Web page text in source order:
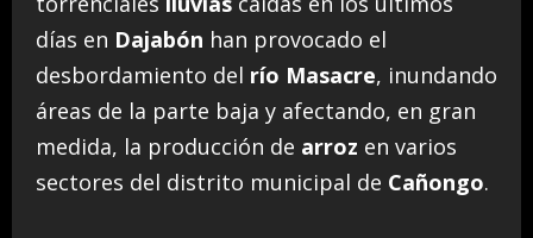
días en Dajabón han provocado el
desbordamiento del río Masacre, inundando
áreas de la parte baja y afectando, en gran
medida, la producción de arroz en varios
sectores del distrito municipal de Cañongo.